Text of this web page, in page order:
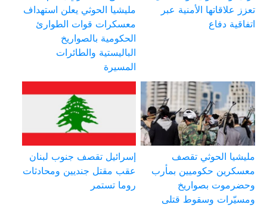
تعزز علاقاتها الأمنية عبر
اتفاقية دفاع
مليشيا الحوثي يعلن استهداف
معسكرات قوات الطوارئ
الحكومية بالصواريخ
الباليستية والطائرات
المسيرة
مليشيا الحوثي تقصف
معسكرين حكوميين بمأرب
وحضرموت بصواريخ
ومسيّرات وسقوط قتلى
إسرائيل تقصف جنوب لبنان
عقب مقتل جنديين ومحادثات
روما تستمر